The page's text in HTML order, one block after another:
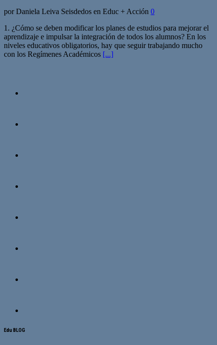
por Daniela Leiva Seisdedos en Educ + Acción 0
1. ¿Cómo se deben modificar los planes de estudios para mejorar el
aprendizaje e impulsar la integración de todos los alumnos? En los
niveles educativos obligatorios, hay que seguir trabajando mucho
con los Regímenes Académicos [...]
Edu BLOG